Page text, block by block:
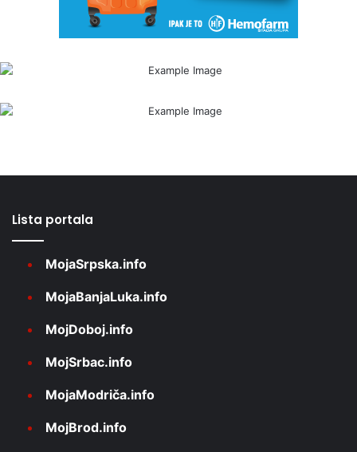
Lista portala
MojaSrpska.info
MojaBanjaLuka.info
MojDoboj.info
MojSrbac.info
MojaModriča.info
MojBrod.info